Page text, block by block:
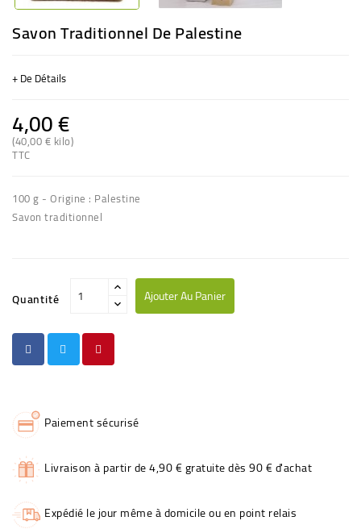
Savon Traditionnel De Palestine
+ De Détails
4,00 €
(40,00 € kilo)
TTC
100 g - Origine : Palestine
Savon traditionnel
Quantité Ajouter Au Panier
Paiement sécurisé
Livraison à partir de 4,90 € gratuite dès 90 € d'achat
Expédié le jour même à domicile ou en point relais